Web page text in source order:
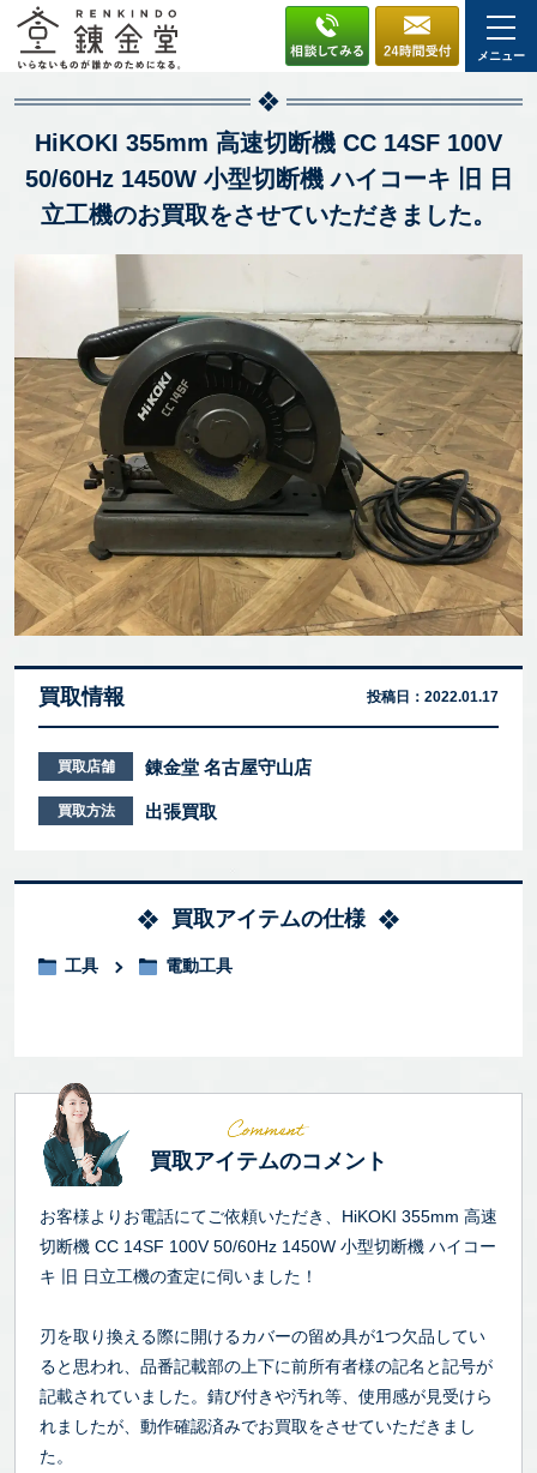
メニュー
HiKOKI 355mm 高速切断機 CC 14SF 100V
50/60Hz 1450W 小型切断機 ハイコーキ 旧 日
立工機のお買取をさせていただきました。
買取情報 投稿日： 2022.01.17
買取店舗 錬金堂 名古屋守山店
買取方法 出張買取
買取アイテムの仕様
工具 電動工具
買取アイテムのコメント
お客様よりお電話にてご依頼いただき、HiKOKI 355mm 高速
切断機 CC 14SF 100V 50/60Hz 1450W 小型切断機 ハイコー
キ 旧 日立工機の査定に伺いました！
刃を取り換える際に開けるカバーの留め具が1つ欠品してい
ると思われ、品番記載部の上下に前所有者様の記名と記号が
記載されていました。錆び付きや汚れ等、使用感が見受けら
れましたが、動作確認済みでお買取をさせていただきまし
た。